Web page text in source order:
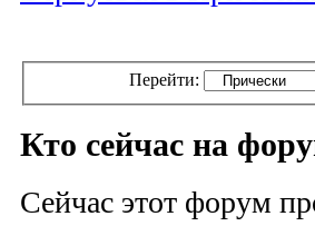
Перейти:
Кто сейчас на
Сейчас этот форум